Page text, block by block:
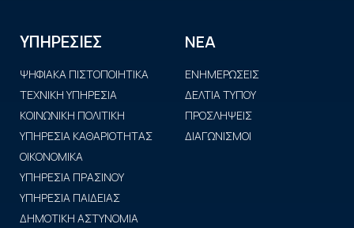
ΥΠΗΡΕΣΙΕΣ
ΨΗΦΙΑΚΑ ΠΙΣΤΟΠΟΙΗΤΙΚΑ
ΤΕΧΝΙΚΗ ΥΠΗΡΕΣΙΑ
ΚΟΙΝΩΝΙΚΗ ΠΟΛΙΤΙΚΗ
ΥΠΗΡΕΣΙΑ ΚΑΘΑΡΙΟΤΗΤΑΣ
ΟΙΚΟΝΟΜΙΚΑ
ΥΠΗΡΕΣΙΑ ΠΡΑΣΙΝΟΥ
ΥΠΗΡΕΣΙΑ ΠΑΙΔΕΙΑΣ
ΔΗΜΟΤΙΚΗ ΑΣΤΥΝΟΜΙΑ
ΝΕΑ
ΕΝΗΜΕΡΩΣΕΙΣ
ΔΕΛΤΙΑ ΤΥΠΟΥ
ΠΡΟΣΛΗΨΕΙΣ
ΔΙΑΓΩΝΙΣΜΟΙ